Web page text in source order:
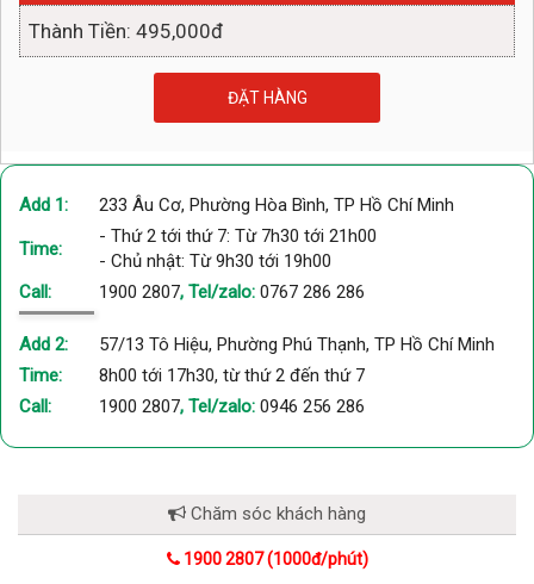
Thành Tiền: 495,000đ
ĐẶT HÀNG
Add 1: 233 Âu Cơ, Phường Hòa Bình, TP Hồ Chí Minh
Time:
- Thứ 2 tới thứ 7: Từ 7h30 tới 21h00
- Chủ nhật: Từ 9h30 tới 19h00
Call:
1900 2807, Tel/zalo: 0767 286 286
Add 2:
57/13 Tô Hiệu, Phường Phú Thạnh, TP Hồ Chí Minh
Time:
8h00 tới 17h30, từ thứ 2 đến thứ 7
Call:
1900 2807, Tel/zalo: 0946 256 286
Chăm sóc khách hàng
1900 2807 (1000đ/phút)